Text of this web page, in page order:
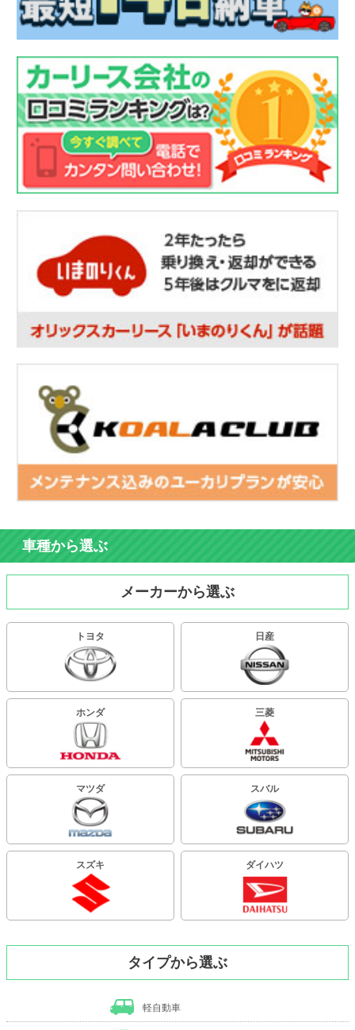
車種から選ぶ
メーカーから選ぶ
トヨタ 日産
ホンダ 三菱
マツダ スバル
スズキ ダイハツ
タイプから選ぶ
軽自動車